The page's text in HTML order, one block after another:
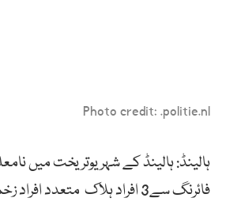
Photo credit: .politie.nl
ہالینڈ: ہالینڈ کے شہر یوتریخت میں
فائرنگ سے3 افراد ہلاک متعدد افراد زخمی ہو گئے۔